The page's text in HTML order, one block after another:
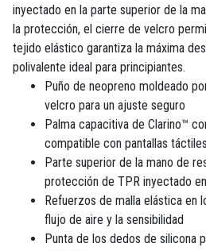
inyectado en la parte superior de la
la protección, el cierre de velcro
tejido elástico garantiza la máxima
polivalente ideal para principiantes.
Puño de neopreno moldeado
velcro para un ajuste seguro
Palma capacitiva de Clarino™
compatible con pantallas táctiles
Parte superior de la mano de
protección de TPR inyectado
Refuerzos de malla elástica en
flujo de aire y la sensibilidad
Punta de los dedos de silicona